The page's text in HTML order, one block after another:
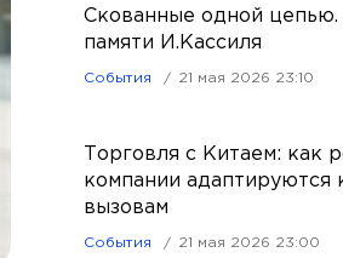
Скованные одной
памяти И.Кассиля
События 21 мая 2026 23:10
Торговля с Китаем: как
компании адаптируются
вызовам
События 21 мая 2026 23:00